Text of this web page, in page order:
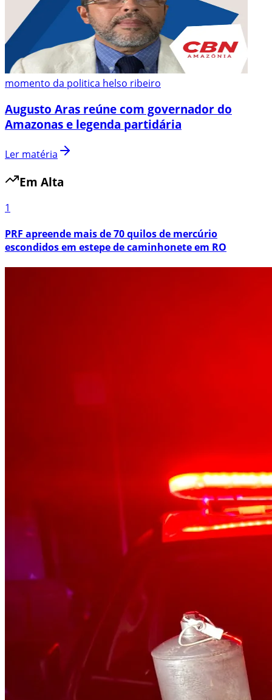
momento da politica helso ribeiro
Augusto Aras reúne com governador do
Amazonas e legenda partidária
Ler matéria
Em Alta
1
PRF apreende mais de 70 quilos de mercúrio
escondidos em estepe de caminhonete em RO